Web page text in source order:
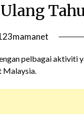
pelbagai aktiviti